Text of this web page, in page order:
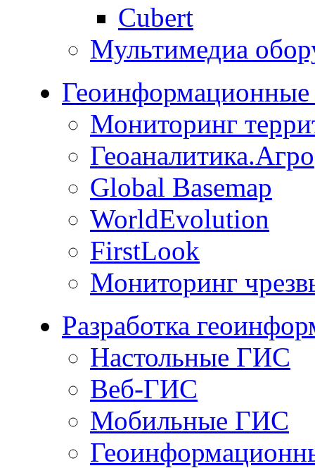
Cubert
Мультимедиа
Геоинформационные
Мониторинг
Геоаналитика.Агро
Global Basemap
WorldEvolution
FirstLook
Мониторинг
Разработка
Настольные ГИС
Веб-ГИС
Мобильные ГИС